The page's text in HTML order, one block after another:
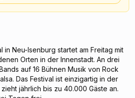
in Neu-Isenburg startet am Freitag mit
Orten in der Innenstadt. An drei
auf 16 Bühnen Musik von Rock
Das Festival ist einzigartig in der
jährlich bis zu 40.000 Gäste an.